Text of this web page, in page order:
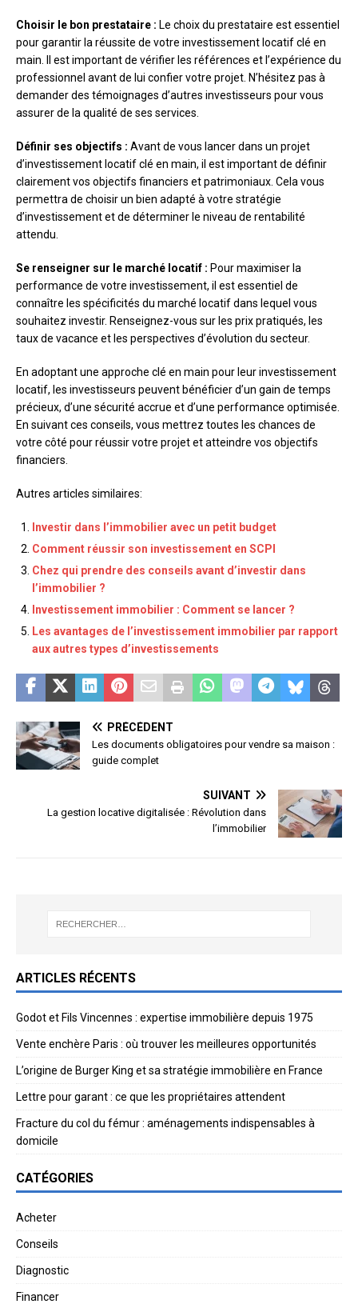
Choisir le bon prestataire : Le choix du prestataire est essentiel
pour garantir la réussite de votre investissement locatif clé en
main. Il est important de vérifier les références et l’expérience du
professionnel avant de lui confier votre projet. N’hésitez pas à
demander des témoignages d’autres investisseurs pour vous
assurer de la qualité de ses services.
Définir ses objectifs : Avant de vous lancer dans un projet
d’investissement locatif clé en main, il est important de définir
clairement vos objectifs financiers et patrimoniaux. Cela vous
permettra de choisir un bien adapté à votre stratégie
d’investissement et de déterminer le niveau de rentabilité
attendu.
Se renseigner sur le marché locatif : Pour maximiser la
performance de votre investissement, il est essentiel de
connaître les spécificités du marché locatif dans lequel vous
souhaitez investir. Renseignez-vous sur les prix pratiqués, les
taux de vacance et les perspectives d’évolution du secteur.
En adoptant une approche clé en main pour leur investissement
locatif, les investisseurs peuvent bénéficier d’un gain de temps
précieux, d’une sécurité accrue et d’une performance optimisée.
En suivant ces conseils, vous mettrez toutes les chances de
votre côté pour réussir votre projet et atteindre vos objectifs
financiers.
Autres articles similaires:
Investir dans l’immobilier avec un petit budget
Comment réussir son investissement en SCPI
Chez qui prendre des conseils avant d’investir dans
l’immobilier ?
Investissement immobilier : Comment se lancer ?
Les avantages de l’investissement immobilier par rapport
aux autres types d’investissements
PRÉCÉDENT
Les documents obligatoires pour vendre sa maison :
guide complet
SUIVANT
La gestion locative digitalisée : Révolution dans
l’immobilier
ARTICLES RÉCENTS
Godot et Fils Vincennes : expertise immobilière depuis 1975
Vente enchère Paris : où trouver les meilleures opportunités
L’origine de Burger King et sa stratégie immobilière en France
Lettre pour garant : ce que les propriétaires attendent
Fracture du col du fémur : aménagements indispensables à
domicile
CATÉGORIES
Acheter
Conseils
Diagnostic
Financer